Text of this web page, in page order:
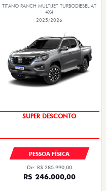
TITANO RANCH MULTIJET TURBODIESEL AT
4X4
2025/2026
SUPER DESCONTO
PESSOA FÍSICA
De: R$ 285.990,00
R$ 246.000,00